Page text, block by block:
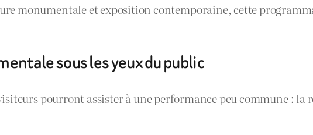
monumentale et exposition contemporaine, cette
sous les yeux du public
pourront assister à une performance peu commune :